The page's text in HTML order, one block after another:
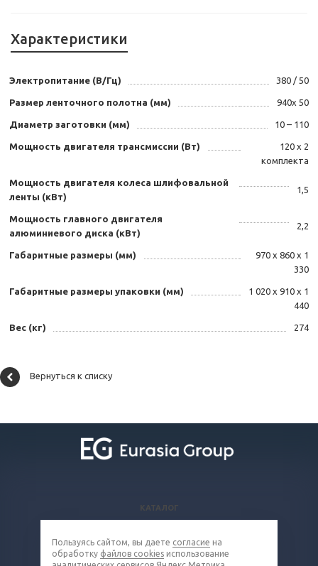
Характеристики
Электропитание (В/Гц) 380 / 50
Размер ленточного полотна (мм) 940х 50
Диаметр заготовки (мм) 10 – 110
Мощность двигателя трансмиссии (Вт)
120 х 2
комплекта
Мощность двигателя колеса шлифовальной
ленты (кВт)
1,5
Мощность главного двигателя
алюминиевого диска (кВт)
2,2
Габаритные размеры (мм)
970 х 860 х 1
330
Габаритные размеры упаковки (мм)
1 020 х 910 х 1
440
Вес (кг) 274
Вернуться к списку
КАТАЛОГ
КОМПАНИЯ
КОНТАКТЫ
Пользуясь сайтом, вы даете согласие на
обработку файлов cookies использование